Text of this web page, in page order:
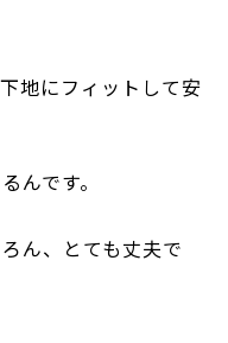
地にフィットして安
んです。
ん、とても丈夫で